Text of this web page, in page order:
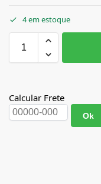
4 em estoque
Calcular Frete
Ok